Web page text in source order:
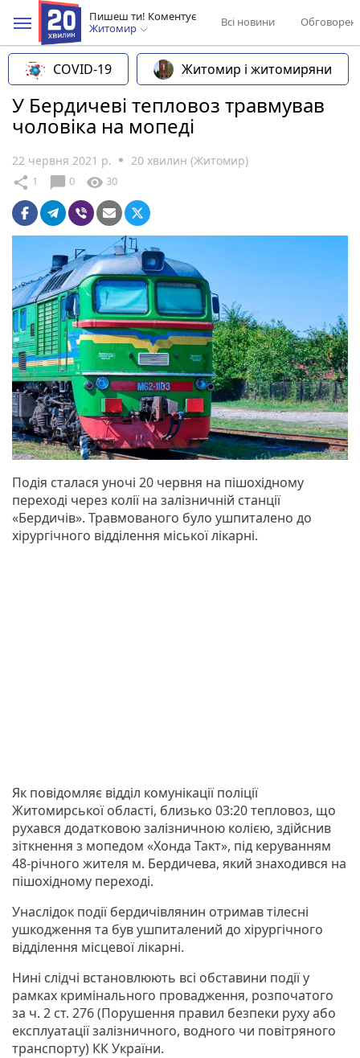
Пишеш ти! Коментує
Житомир
Всі новини
COVID-19 Житомир і житомиряни
У Бердичеві тепловоз травмував
чоловіка на мопеді
22 червня 2021 р. 20 хвилин (Житомир)
share 1 chat_bubble 0 visibility 30
Подія сталася уночі 20 червня на пішохідному
переході через колії на залізничній станції
«Бердичів». Травмованого було ушпиталено до
хірургічного відділення міської лікарні.
Як повідомляє відділ комунікації поліції
Житомирської області, близько 03:20 тепловоз, що
рухався додатковою залізничною колією, здійснив
зіткнення з мопедом «Хонда Такт», під керуванням
48-річного жителя м. Бердичева, який знаходився на
пішохідному переході.
Унаслідок події бердичівлянин отримав тілесні
ушкодження та був ушпиталений до хірургічного
відділення місцевої лікарні.
Нині слідчі встановлюють всі обставини події у
рамках кримінального провадження, розпочатого
за ч. 2 ст. 276 (Порушення правил безпеки руху або
експлуатації залізничного, водного чи повітряного
транспорту) КК України.